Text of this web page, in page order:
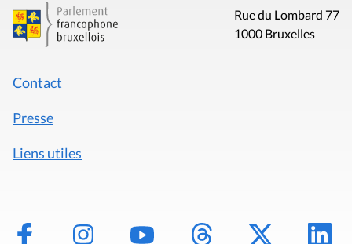
Rue du Lombard 77
1000 Bruxelles
Contact
Presse
Liens utiles